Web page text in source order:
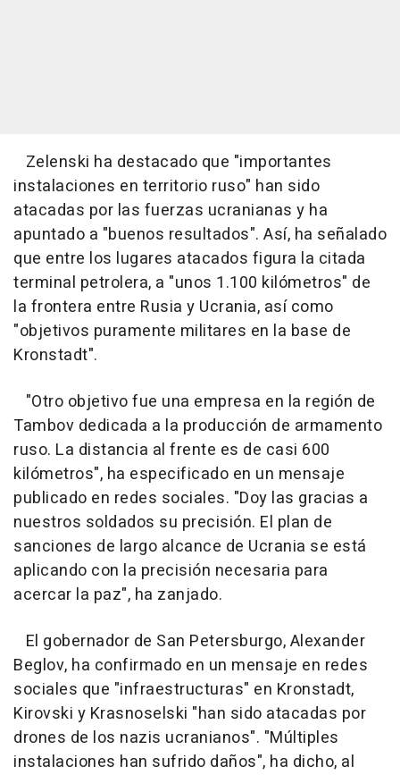
Zelenski ha destacado que "importantes
instalaciones en territorio ruso" han sido
atacadas por las fuerzas ucranianas y ha
apuntado a "buenos resultados". Así, ha señalado
que entre los lugares atacados figura la citada
terminal petrolera, a "unos 1.100 kilómetros" de
la frontera entre Rusia y Ucrania, así como
"objetivos puramente militares en la base de
Kronstadt".
"Otro objetivo fue una empresa en la región de
Tambov dedicada a la producción de armamento
ruso. La distancia al frente es de casi 600
kilómetros", ha especificado en un mensaje
publicado en redes sociales. "Doy las gracias a
nuestros soldados su precisión. El plan de
sanciones de largo alcance de Ucrania se está
aplicando con la precisión necesaria para
acercar la paz", ha zanjado.
El gobernador de San Petersburgo, Alexander
Beglov, ha confirmado en un mensaje en redes
sociales que "infraestructuras" en Kronstadt,
Kirovski y Krasnoselski "han sido atacadas por
drones de los nazis ucranianos". "Múltiples
instalaciones han sufrido daños", ha dicho, al